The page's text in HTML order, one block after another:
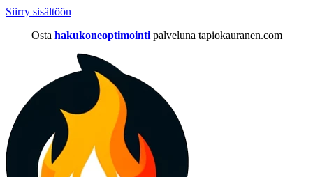
Siirry sisältöön
Osta hakukoneoptimointi palveluna tapiokauranen.com